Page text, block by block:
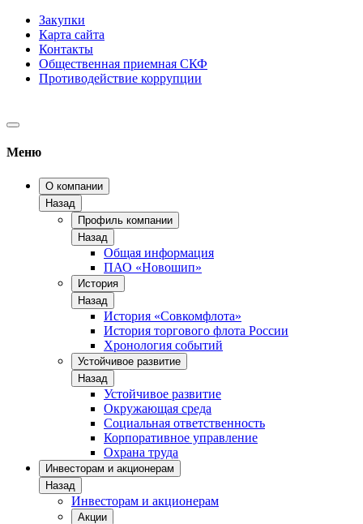
Закупки
Карта сайта
Контакты
Общественная приемная СКФ
Противодействие коррупции
Меню
О компании
Назад
Профиль компании
Назад
Общая информация
ПАО «Новошип»
История
Назад
История «Совкомфлота»
История торгового флота России
Хронология событий
Устойчивое развитие
Назад
Устойчивое развитие
Окружающая среда
Социальная ответственность
Корпоративное управление
Охрана труда
Инвесторам и акционерам
Назад
Инвесторам и акционерам
Акции